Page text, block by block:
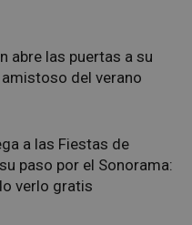
abre las puertas a su
del verano
a las Fiestas de
paso por el Sonorama:
verlo gratis